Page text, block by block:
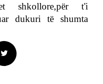
shkollore,për t'i
dukuri të shumta